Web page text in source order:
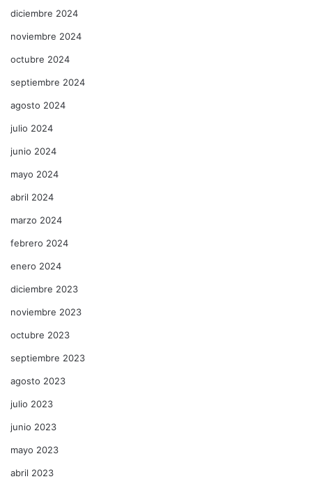
diciembre 2024
noviembre 2024
octubre 2024
septiembre 2024
agosto 2024
julio 2024
junio 2024
mayo 2024
abril 2024
marzo 2024
febrero 2024
enero 2024
diciembre 2023
noviembre 2023
octubre 2023
septiembre 2023
agosto 2023
julio 2023
junio 2023
mayo 2023
abril 2023